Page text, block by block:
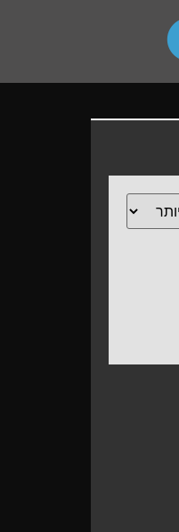
up and down arrows